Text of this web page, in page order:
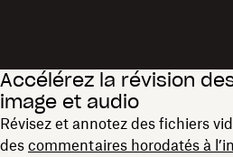
Accélérez la révision
image et audio
Révisez et annotez des fichiers
des commentaires horodatés à